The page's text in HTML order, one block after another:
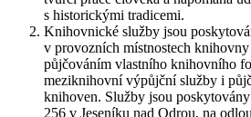
s historickými tradicemi.
Knihovnické služby jsou
v provozních místnostech
půjčováním vlastního knihovního
meziknihovní výpůjční služby i
knihoven. Služby jsou
256 v Jeseníku nad Odrou, na